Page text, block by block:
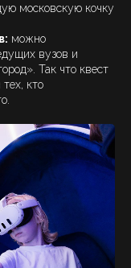
московскую кочку
можно
вузов и
Так что квест
кто